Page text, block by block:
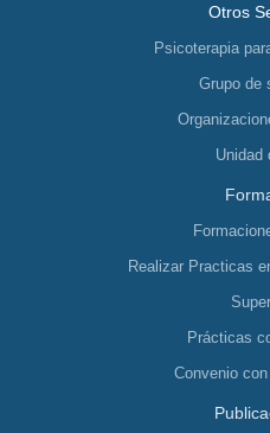
Otros
Psicoterapia
Grupo de
Unidad
Realizar Practicas
Prácticas
Convenio